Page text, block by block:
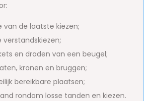
van de laatste kiezen;
en draden van een beugel;
kronen en bruggen;
bereikbare plaatsen;
rondom losse tanden en kiezen.